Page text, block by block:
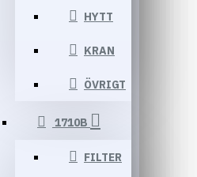
HYTT
KRAN
ÖVRIGT
1710B
FILTER